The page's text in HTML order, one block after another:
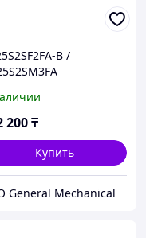
B /
серии Flexis
Match HAIER
200₸
Купить
General Mechanical